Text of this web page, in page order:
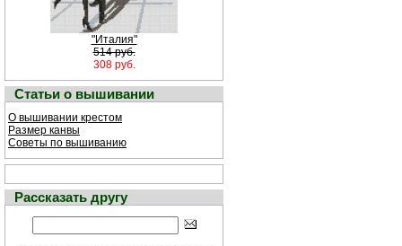
"Италия"
514 руб.
308 руб.
Статьи о вышивании
О вышивании крестом
Размер канвы
Советы по вышиванию
Рассказать другу